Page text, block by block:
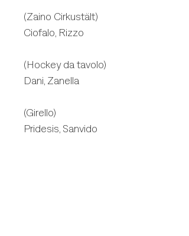
(Zaino Cirkustält)
Ciofalo, Rizzo
(Hockey da tavolo)
Dani, Zanella
(Girello)
Pridesis, Sanvido